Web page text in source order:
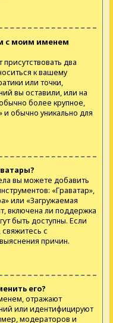
с моим именем
два
к вашему
или точки,
вы оставили, или на
более крупное,
и обычно уникально для
вы можете добавить
«Граватар»,
или «Загружаемая
включена ли поддержка
быть доступны. Если
с
причин.
его?
отражают
или идентифицируют
модераторов и